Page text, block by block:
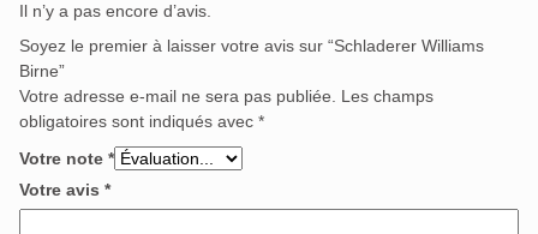
Il n’y a pas encore d’avis.
Soyez le premier à laisser votre avis sur “Schladerer Williams
Birne”
Votre adresse e-mail ne sera pas publiée.
Les champs
obligatoires sont indiqués avec *
Votre note *
Votre avis *